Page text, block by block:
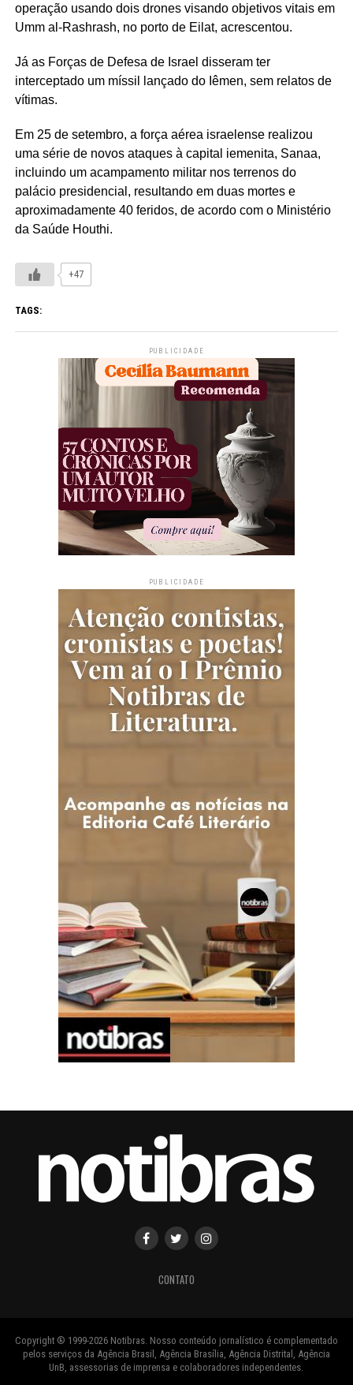
operação usando dois drones visando objetivos vitais em
Umm al-Rashrash, no porto de Eilat, acrescentou.
Já as Forças de Defesa de Israel disseram ter
interceptado um míssil lançado do Iêmen, sem relatos de
vítimas.
Em 25 de setembro, a força aérea israelense realizou
uma série de novos ataques à capital iemenita, Sanaa,
incluindo um acampamento militar nos terrenos do
palácio presidencial, resultando em duas mortes e
aproximadamente 40 feridos, de acordo com o Ministério
da Saúde Houthi.
+47
TAGS:
PUBLICIDADE
PUBLICIDADE
CONTATO
Copyright ® 1999-2026 Notibras. Nosso conteúdo jornalístico é complementado
pelos serviços da Agência Brasil, Agência Brasília, Agência Distrital, Agência
UnB, assessorias de imprensa e colaboradores independentes.